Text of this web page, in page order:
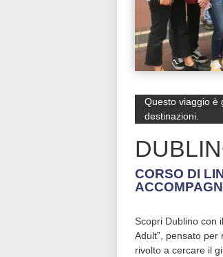
Questo viaggio è
destinazioni.
CORSO DI
Scopri Dublino con
Adult”, pensato
rivolto a cercare il
orizzonti
internazionali